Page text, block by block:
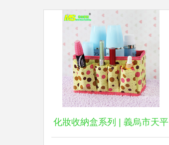
化妝收納盒系列 | 義烏市天平